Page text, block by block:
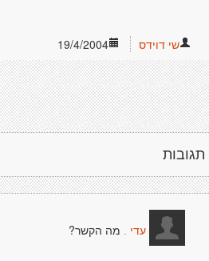
19/4/2004 שי דוידס
תגובות
עדי . מה הקשר?